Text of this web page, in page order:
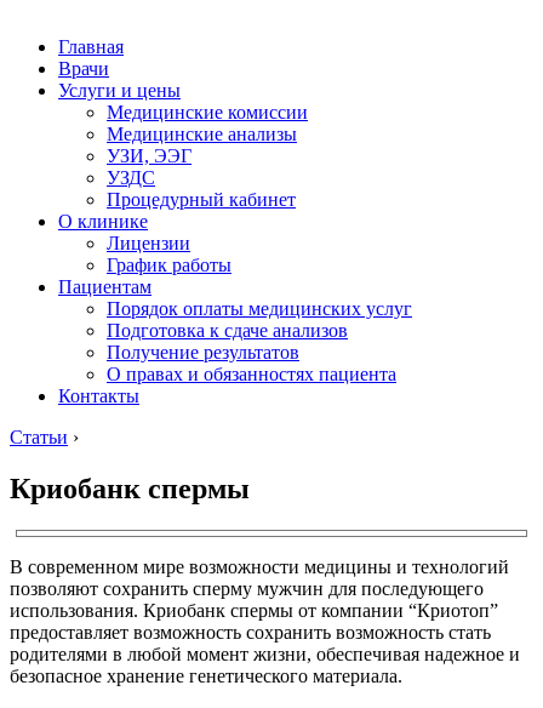
Главная
Врачи
Услуги и цены
Медицинские комиссии
Медицинские анализы
УЗИ, ЭЭГ
УЗДС
Процедурный кабинет
О клинике
Лицензии
График работы
Пациентам
Порядок оплаты медицинских услуг
Подготовка к сдаче анализов
Получение результатов
О правах и обязанностях пациента
Контакты
Статьи ›
Криобанк спермы
В современном мире возможности медицины и технологий
позволяют сохранить сперму мужчин для последующего
использования. Криобанк спермы от компании “Криотоп”
предоставляет возможность сохранить возможность стать
родителями в любой момент жизни, обеспечивая надежное и
безопасное хранение генетического материала.